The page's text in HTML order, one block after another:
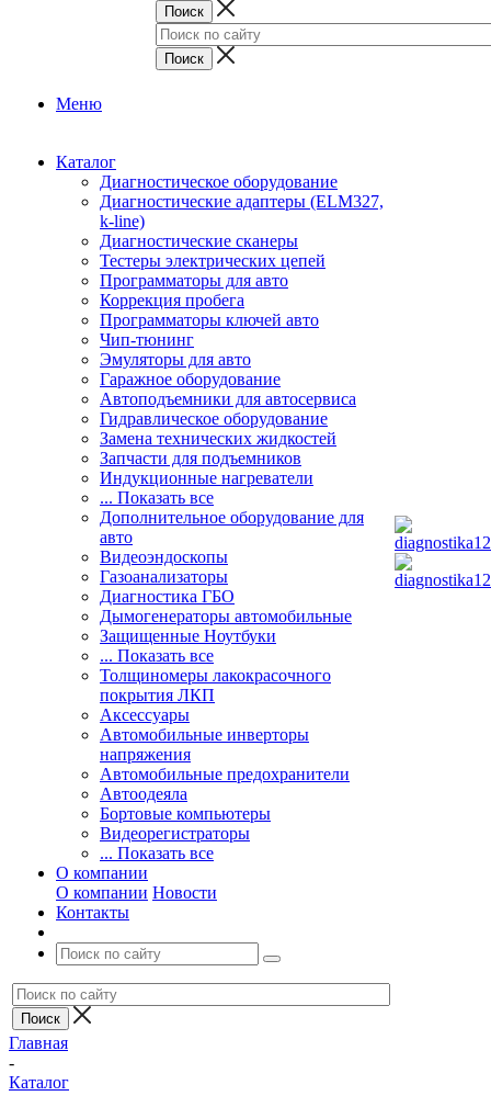
Меню
Каталог
Диагностическое оборудование
Диагностические адаптеры (ELM327,
k-line)
Диагностические сканеры
Тестеры электрических цепей
Программаторы для авто
Коррекция пробега
Программаторы ключей авто
Чип-тюнинг
Эмуляторы для авто
Гаражное оборудование
Автоподъемники для автосервиса
Гидравлическое оборудование
Замена технических жидкостей
Запчасти для подъемников
Индукционные нагреватели
... Показать все
Дополнительное оборудование для
авто
Видеоэндоскопы
Газоанализаторы
Диагностика ГБО
Дымогенераторы автомобильные
Защищенные Ноутбуки
... Показать все
Толщиномеры лакокрасочного
покрытия ЛКП
Аксессуары
Автомобильные инверторы
напряжения
Автомобильные предохранители
Автоодеяла
Бортовые компьютеры
Видеорегистраторы
... Показать все
О компании
О компании Новости
Контакты
Главная
-
Каталог